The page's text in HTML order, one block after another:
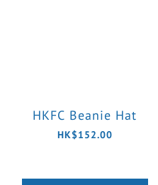
HKFC Beanie Hat
HK$152.00